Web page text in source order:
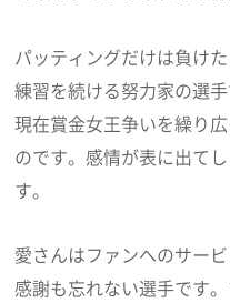
パッティングだけは負け
練習を続ける努力家の選
現在賞金女王争いを繰り
のです。感情が表に出て
す。
愛さんはファンへのサー
感謝も忘れない選手です